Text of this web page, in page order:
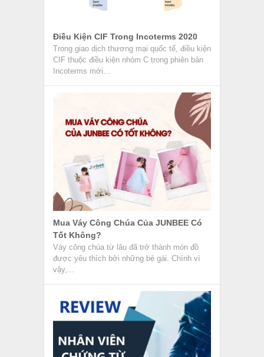
được yêu thích bởi những bé gái. Chính vì
Review Nhân Viên Chứng Từ Xuất
Nhập Khẩu
Nhân viên chứng từ xuất nhập khẩu là một vị
trí công việc trong lĩnh vực xuất nhập khẩu
và...